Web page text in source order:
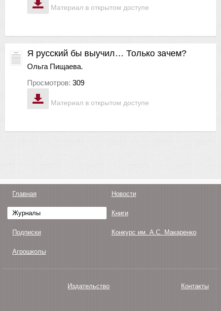
Материал в открытом доступе
Материал в открытом доступе
Я русский бы выучил… Только зачем?
Ольга Пищаева.
Просмотров: 309
Главная Новости
Журналы Книги
Подписки Конкурс им. А.С. Макаренко
Агрошколы
Издательство Контакты